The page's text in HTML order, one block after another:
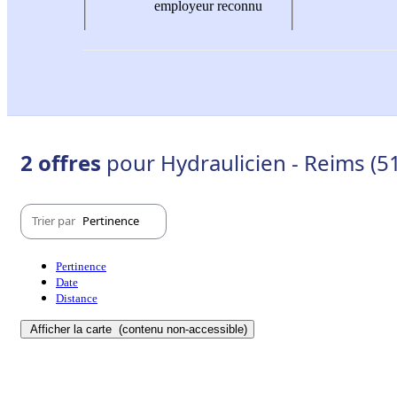
employeur reconnu
2 offres pour Hydraulicien - Reims
Trier par Pertinence
Pertinence
Date
Distance
Afficher la carte (contenu non-accessible)